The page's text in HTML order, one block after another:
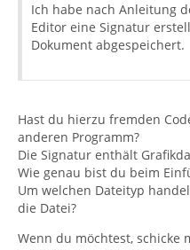
Ich habe nach Anleitung
Editor eine Signatur
Dokument abgespeichert.
Hast du hierzu fremden
anderen Programm?
Die Signatur enthält
Wie genau bist du beim
Um welchen Dateityp
die Datei?
Wenn du möchtest, schicke